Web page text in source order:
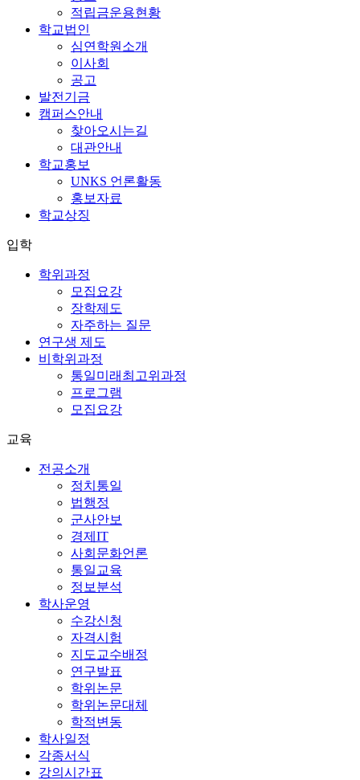
적립금운용현황
학교법인
심연학원소개
이사회
공고
발전기금
캠퍼스안내
찾아오시는길
대관안내
학교홍보
UNKS 언론활동
홍보자료
학교상징
입학
학위과정
모집요강
장학제도
자주하는 질문
연구생 제도
비학위과정
통일미래최고위과정
프로그램
모집요강
교육
전공소개
정치통일
법행정
군사안보
경제IT
사회문화언론
통일교육
정보분석
학사운영
수강신청
자격시험
지도교수배정
연구발표
학위논문
학위논문대체
학적변동
학사일정
각종서식
강의시간표